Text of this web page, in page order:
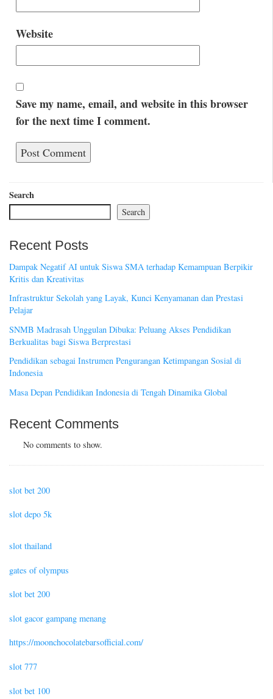
Website
Save my name, email, and website in this browser
for the next time I comment.
Search
Search
Recent Posts
Dampak Negatif AI untuk Siswa SMA terhadap Kemampuan Berpikir
Kritis dan Kreativitas
Infrastruktur Sekolah yang Layak, Kunci Kenyamanan dan Prestasi
Pelajar
SNMB Madrasah Unggulan Dibuka: Peluang Akses Pendidikan
Berkualitas bagi Siswa Berprestasi
Pendidikan sebagai Instrumen Pengurangan Ketimpangan Sosial di
Indonesia
Masa Depan Pendidikan Indonesia di Tengah Dinamika Global
Recent Comments
No comments to show.
slot bet 200
slot depo 5k
slot thailand
gates of olympus
slot bet 200
slot gacor gampang menang
https://moonchocolatebarsofficial.com/
slot 777
slot bet 100